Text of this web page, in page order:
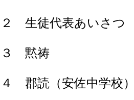
２ 生徒代表あいさつ
３ 黙祷
４ 郡読（安佐中学校